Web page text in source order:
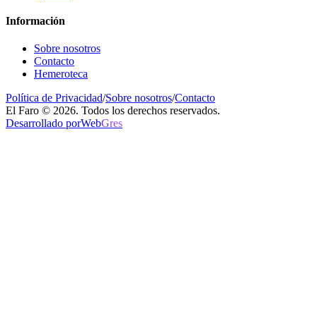
Información
Sobre nosotros
Contacto
Hemeroteca
Política de Privacidad/Sobre nosotros/Contacto
El Faro © 2026. Todos los derechos reservados.
Desarrollado porWebGres